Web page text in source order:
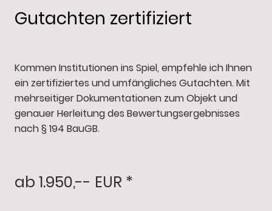
Gutachten zertifiziert
Kommen Institutionen ins Spiel, empfehle ich Ihnen
ein zertifiziertes und umfängliches Gutachten. Mit
mehrseitiger Dokumentationen zum Objekt und
genauer Herleitung des Bewertungsergebnisses
nach § 194 BauGB.
ab 1.950,-- EUR *